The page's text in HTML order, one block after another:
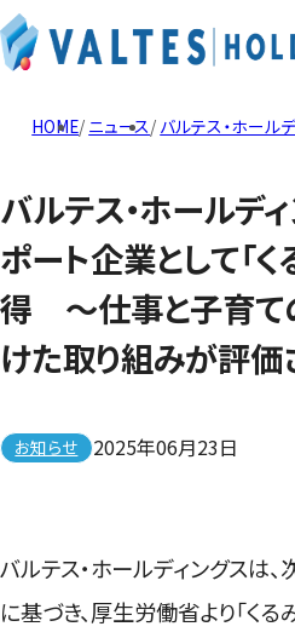
HOME ニュース バルテス・ホール
バルテス・ホールデ
ポート企業として「
得 ～仕事と子育て
けた取り組みが評価
お知らせ 2025年06月23日
バルテス・ホールディングスは
に基づき、厚生労働省より「く